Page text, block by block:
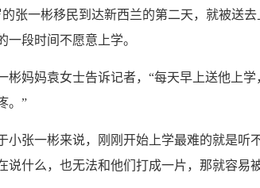
一彬移民到达新西兰的第二天，就被送去
一段时间不愿意上学。
妈妈袁女士告诉记者，“每天早上送他上学
。”
张一彬来说，刚刚开始上学最难的就是听
说什么，也无法和他们打成一片，那就容易